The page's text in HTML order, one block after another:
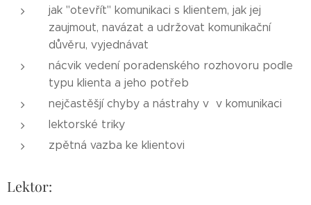
jak "otevřít" komunikaci s klientem, jak jej
zaujmout, navázat a udržovat komunikační
důvěru, vyjednávat
nácvik vedení poradenského rozhovoru podle
typu klienta a jeho potřeb
nejčastěšjí chyby a nástrahy v v komunikaci
lektorské triky
zpětná vazba ke klientovi
Lektor: